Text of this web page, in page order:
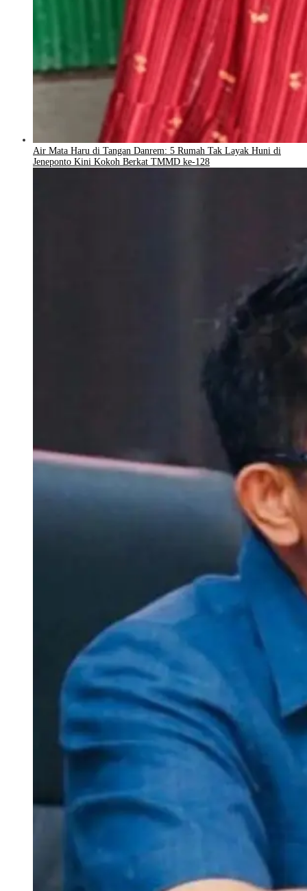
Air Mata Haru di Tangan Danrem: 5 Rumah Tak Layak Huni di
Jeneponto Kini Kokoh Berkat TMMD ke-128